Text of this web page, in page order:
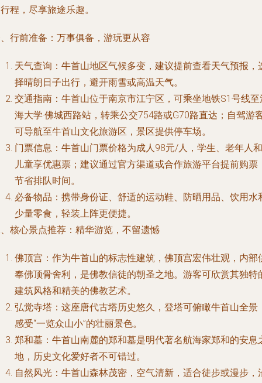
程，尽享旅途乐趣。
行前准备：万事俱备，游玩更从容
天气查询：牛首山地区气候多变，建议提前查看天气预报，
择晴朗日子出行，避开雨雪或高温天气。
交通指南：牛首山位于南京市江宁区，可乘坐地铁S1号线至
海大学·佛城西路站，转乘公交754路或G70路直达；自驾游
可导航至牛首山文化旅游区，景区提供停车场。
门票信息：牛首山门票价格为成人98元/人，学生、老年人和
儿童享优惠票；建议通过官方渠道或合作旅游平台提前购票
节省排队时间。
必备物品：携带身份证、舒适的运动鞋、防晒用品、饮用水
少量零食，轻装上阵更便捷。
核心景点推荐：精华游览，不留遗憾
佛顶宫：作为牛首山的标志性建筑，佛顶宫宏伟壮观，内部
奉佛顶骨舍利，是佛教信徒的朝圣之地。游客可欣赏其独特
建筑风格和精美的佛教艺术。
弘觉寺塔：这座唐代古塔历史悠久，登塔可俯瞰牛首山全景
感受“一览众山小”的壮丽景色。
郑和墓：牛首山南麓的郑和墓是明代著名航海家郑和的安息
地，历史文化爱好者不可错过。
自然风光：牛首山森林茂密，空气清新，适合徒步或漫步，